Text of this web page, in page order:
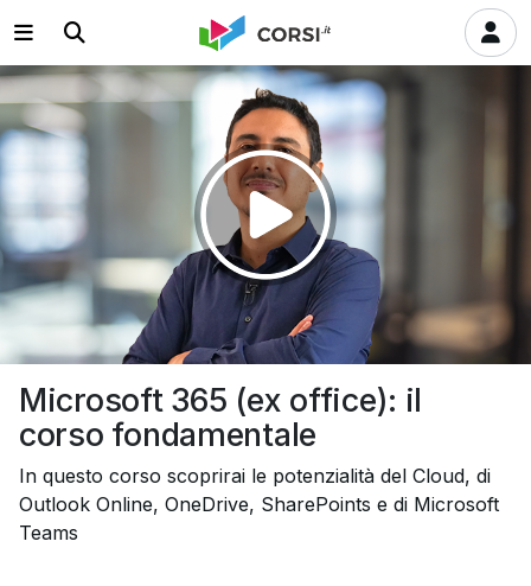
Microsoft 365 (ex office): il
corso fondamentale
In questo corso scoprirai le potenzialità del Cloud, di
Outlook Online, OneDrive, SharePoints e di Microsoft
Teams
Riprodurre
il
video